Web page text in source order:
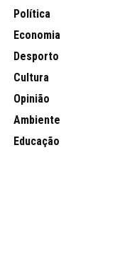
Política
Economia
Desporto
Cultura
Opinião
Ambiente
Educação